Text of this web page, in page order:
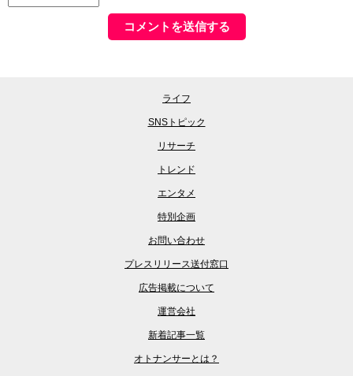
ライフ
SNSトピック
リサーチ
トレンド
エンタメ
特別企画
お問い合わせ
プレスリリース送付窓口
広告掲載について
運営会社
新着記事一覧
オトナンサーとは？